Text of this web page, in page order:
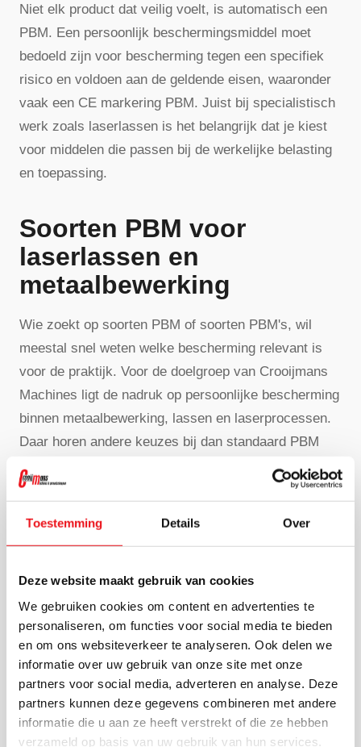
Toestemming Details Over
Deze website maakt gebruik van cookies
We gebruiken cookies om content en advertenties te
personaliseren, om functies voor social media te bieden
en om ons websiteverkeer te analyseren. Ook delen we
informatie over uw gebruik van onze site met onze
partners voor social media, adverteren en analyse. Deze
partners kunnen deze gegevens combineren met andere
informatie die u aan ze heeft verstrekt of die ze hebben
verzameld op basis van uw gebruik van hun services.
Niet elk product dat veilig voelt, is automatisch een
PBM. Een persoonlijk beschermingsmiddel moet
bedoeld zijn voor bescherming tegen een specifiek
risico en voldoen aan de geldende eisen, waaronder
vaak een CE markering PBM. Juist bij specialistisch
werk zoals laserlassen is het belangrijk dat je kiest
voor middelen die passen bij de werkelijke belasting
en toepassing.
Soorten PBM voor
laserlassen en
metaalbewerking
Wie zoekt op soorten PBM of soorten PBM's, wil
meestal snel weten welke bescherming relevant is
voor de praktijk. Voor de doelgroep van Crooijmans
Machines ligt de nadruk op persoonlijke bescherming
binnen metaalbewerking, lassen en laserprocessen.
Daar horen andere keuzes bij dan standaard PBM
bouw of algemene beschermingsmiddelen bouw.
Oog- en gelaatsbescherming
Bij laserlassen en verwante metaalbewerkingen is
oogbescherming cruciaal. Directe en indirecte
straling, fel licht, vonken en rondvliegende deeltjes
kunnen ernstig letsel veroorzaken. Een gewone
veiligheidsbril PBM is daarom lang niet altijd
voldoende. In veel situaties is een gespecialiseerde
lashelm of aanvullende gelaatsbescherming nodig,
zoals specifieke
laserbrillen voor laserlassen